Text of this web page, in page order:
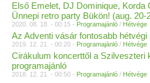
Első Emelet, DJ Dominique, Korda
Ünnepi retro party Bükön! (aug. 20-
2020. 08. 18. - 00:15 - Programajánló / Hétvége
Az Adventi vásár fontosabb
2019. 12. 21. - 00:20 - Programajánló / Hétvége
Cirákulum koncerttől a Szilveszteri
programajánló
2018. 12. 21. - 00:50 - Programajánló / Hétvége